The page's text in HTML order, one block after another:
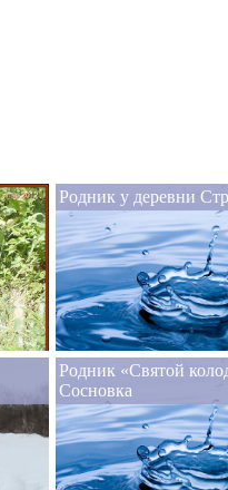
Родник у деревни
Родник «Святой
Сосновка